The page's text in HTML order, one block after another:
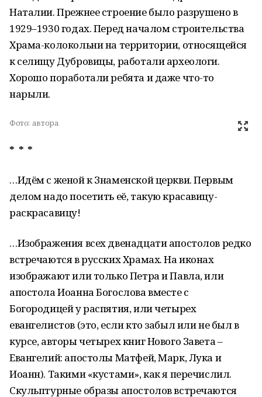
Наталии. Прежнее строение было разрушено в
1929–1930 годах. Перед началом строительства
Храма-колокольни на территории, относящейся
к селищу Дубровицы, работали археологи.
Хорошо поработали ребята и даже что-то
нарыли.
Фото: автора
* * *
…Идём с женой к Знаменской церкви. Первым
делом надо посетить её, такую красавицу-
раскрасавицу!
…Изображения всех двенадцати апостолов редко
встречаются в русских Храмах. На иконах
изображают или только Петра и Павла, или
апостола Иоанна Богослова вместе с
Богородицей у распятия, или четырех
евангелистов (это, если кто забыл или не был в
курсе, авторы четырех книг Нового Завета –
Евангелий: апостолы Матфей, Марк, Лука и
Иоанн). Такими «кустами», как я перечислил.
Скульптурные образы апостолов встречаются